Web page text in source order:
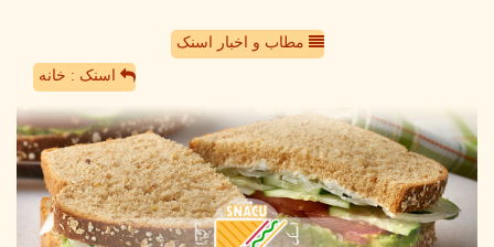
مطاب و اخبار اسنک
اسنک : خانه